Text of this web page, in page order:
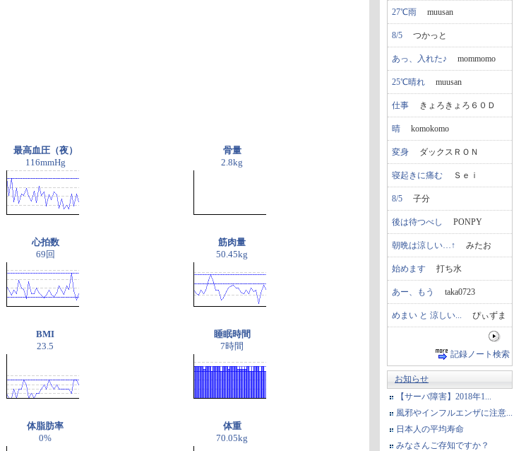
最高血圧（夜）
116mmHg
骨量
2.8kg
心拍数
69回
筋肉量
50.45kg
BMI
23.5
睡眠時間
7時間
体脂肪率
0%
体重
70.05kg
27℃雨 muusan
8/5 つかっと
あっ、入れた♪ mommomo
25℃晴れ muusan
仕事 きょろきょろ６０Ｄ
晴 komokomo
変身 ダックスＲＯＮ
寝起きに痛む Ｓｅｉ
8/5 子分
後は待つべし PONPY
朝晩は涼しい…↑ みたお
始めます 打ち水
あー、もう taka0723
めまい と 涼しい... ぴぃずま
記録ノート検索
お知らせ
【サーバ障害】2018年1...
風邪やインフルエンザに注意...
日本人の平均寿命
みなさんご存知ですか？